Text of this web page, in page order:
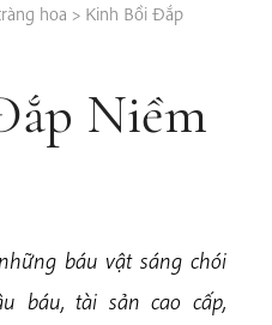
hoa > Kinh Bồi Đắp
Niềm
báu vật sáng chói
báu, tài sản cao cấp,